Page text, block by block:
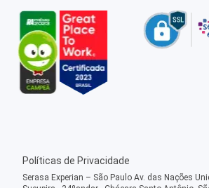
Políticas de Privacidade
Serasa Experian – São Paulo Av. das Nações